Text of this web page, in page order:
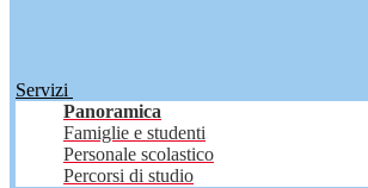
Servizi
Panoramica
Famiglie e studenti
Personale scolastico
Percorsi di studio